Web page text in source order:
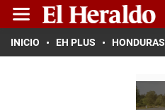
INICIO EH PLUS HONDURAS